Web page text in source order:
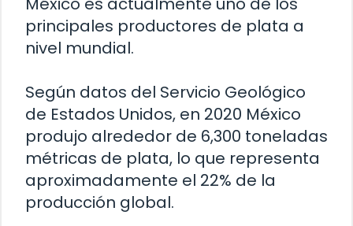
principales productores de plata a
nivel mundial.
Según datos del Servicio Geológico
de Estados Unidos, en 2020 México
produjo alrededor de 6,300 toneladas
métricas de plata, lo que representa
aproximadamente el 22% de la
producción global.